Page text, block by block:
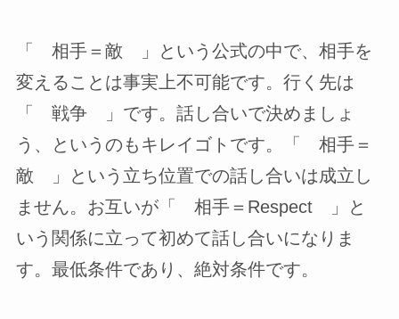
「 相手＝敵 」という公式の中で、相手を
変えることは事実上不可能です。行く先は
「 戦争 」です。話し合いで決めましょ
う、というのもキレイゴトです。「 相手＝
敵 」という立ち位置での話し合いは成立し
ません。お互いが「 相手＝Respect 」と
いう関係に立って初めて話し合いになりま
す。最低条件であり、絶対条件です。